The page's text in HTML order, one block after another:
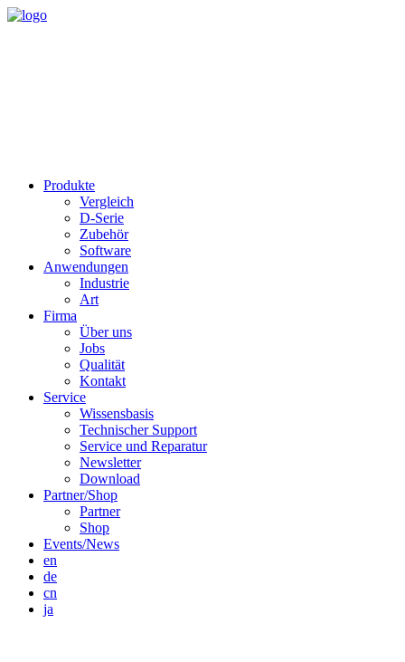
Produkte
Vergleich
D-Serie
Zubehör
Software
Anwendungen
Industrie
Art
Firma
Über uns
Jobs
Qualität
Kontakt
Service
Wissensbasis
Technischer Support
Service und Reparatur
Newsletter
Download
Partner/Shop
Partner
Shop
Events/News
en
de
cn
ja